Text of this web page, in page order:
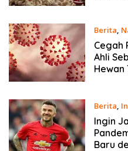
Berita,
Cegah
Ahli
Hewan
Berita,
2021
Ingin
Baru